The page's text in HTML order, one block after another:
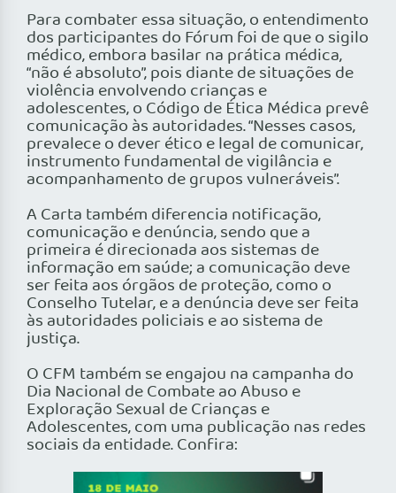
Para combater essa situação, o entendimento
dos participantes do Fórum foi de que o sigilo
médico, embora basilar na prática médica,
“não é absoluto”, pois diante de situações de
violência envolvendo crianças e
adolescentes, o Código de Ética Médica prevê
comunicação às autoridades. “Nesses casos,
prevalece o dever ético e legal de comunicar,
instrumento fundamental de vigilância e
acompanhamento de grupos vulneráveis”.
A Carta também diferencia notificação,
comunicação e denúncia, sendo que a
primeira é direcionada aos sistemas de
informação em saúde; a comunicação deve
ser feita aos órgãos de proteção, como o
Conselho Tutelar, e a denúncia deve ser feita
às autoridades policiais e ao sistema de
justiça.
O CFM também se engajou na campanha do
Dia Nacional de Combate ao Abuso e
Exploração Sexual de Crianças e
Adolescentes, com uma publicação nas redes
sociais da entidade. Confira: